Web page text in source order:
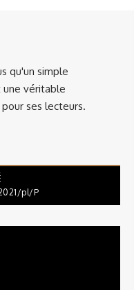
qu'un simple
une véritable
ses lecteurs.
pl/P